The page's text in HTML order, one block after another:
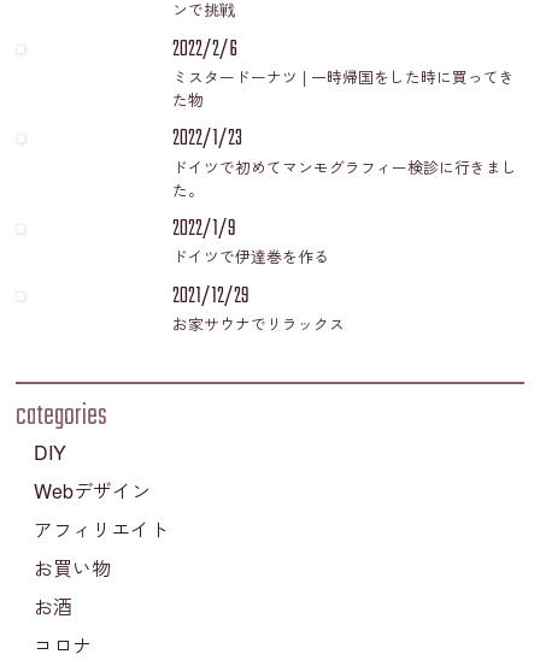
ンで挑戦
2022/2/6
ミスタードーナツ | 一時帰国をした時に買ってき
た物
2022/1/23
ドイツで初めてマンモグラフィー検診に行きまし
た。
2022/1/9
ドイツで伊達巻を作る
2021/12/29
お家サウナでリラックス
categories
DIY
Webデザイン
アフィリエイト
お買い物
お酒
コロナ